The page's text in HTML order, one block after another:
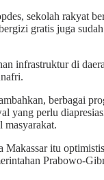
sekolah rakyat
gratis juga
infrastruktur di
berbagai
yang perlu
masyarakat.
Makassar itu
Prabowo-